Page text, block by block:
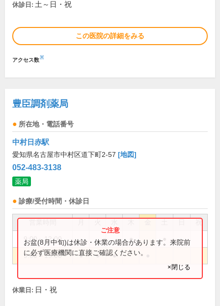
休診日: 土～日・祝
この医院の詳細をみる
アクセス数※
豊臣調剤薬局
所在地・電話番号
中村日赤駅
愛知県名古屋市中村区道下町2-57 [地図]
052-483-3138
薬局
診療/受付時間・休診日
祝
9:00～12:00 ●
9:00～19:00 ● ● ●
お盆(8月中旬)は休診・休業の場合があります。来院前
に必ず医療機関に直接ご確認ください。
×閉じる
休業日: 日・祝